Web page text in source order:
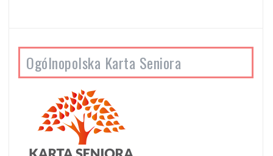
Ogólnopolska Karta Seniora